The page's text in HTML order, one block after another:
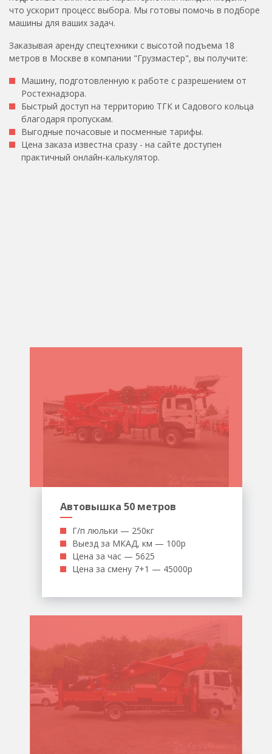
что ускорит процесс выбора. Мы готовы помочь в подборе
машины для ваших задач.
Заказывая аренду спецтехники с высотой подъема 18
метров в Москве в компании "Грузмастер", вы получите:
Машину, подготовленную к работе с разрешением от
Ростехнадзора.
Быстрый доступ на территорию ТГК и Садового кольца
благодаря пропускам.
Выгодные почасовые и посменные тарифы.
Цена заказа известна сразу - на сайте доступен
практичный онлайн-калькулятор.
Автовышка 50 метров
Г/п люльки — 250кг
Выезд за МКАД, км — 100р
Цена за час — 5625
Цена за смену 7+1 — 45000р